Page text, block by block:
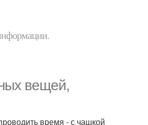
вещей,
время - с чашкой